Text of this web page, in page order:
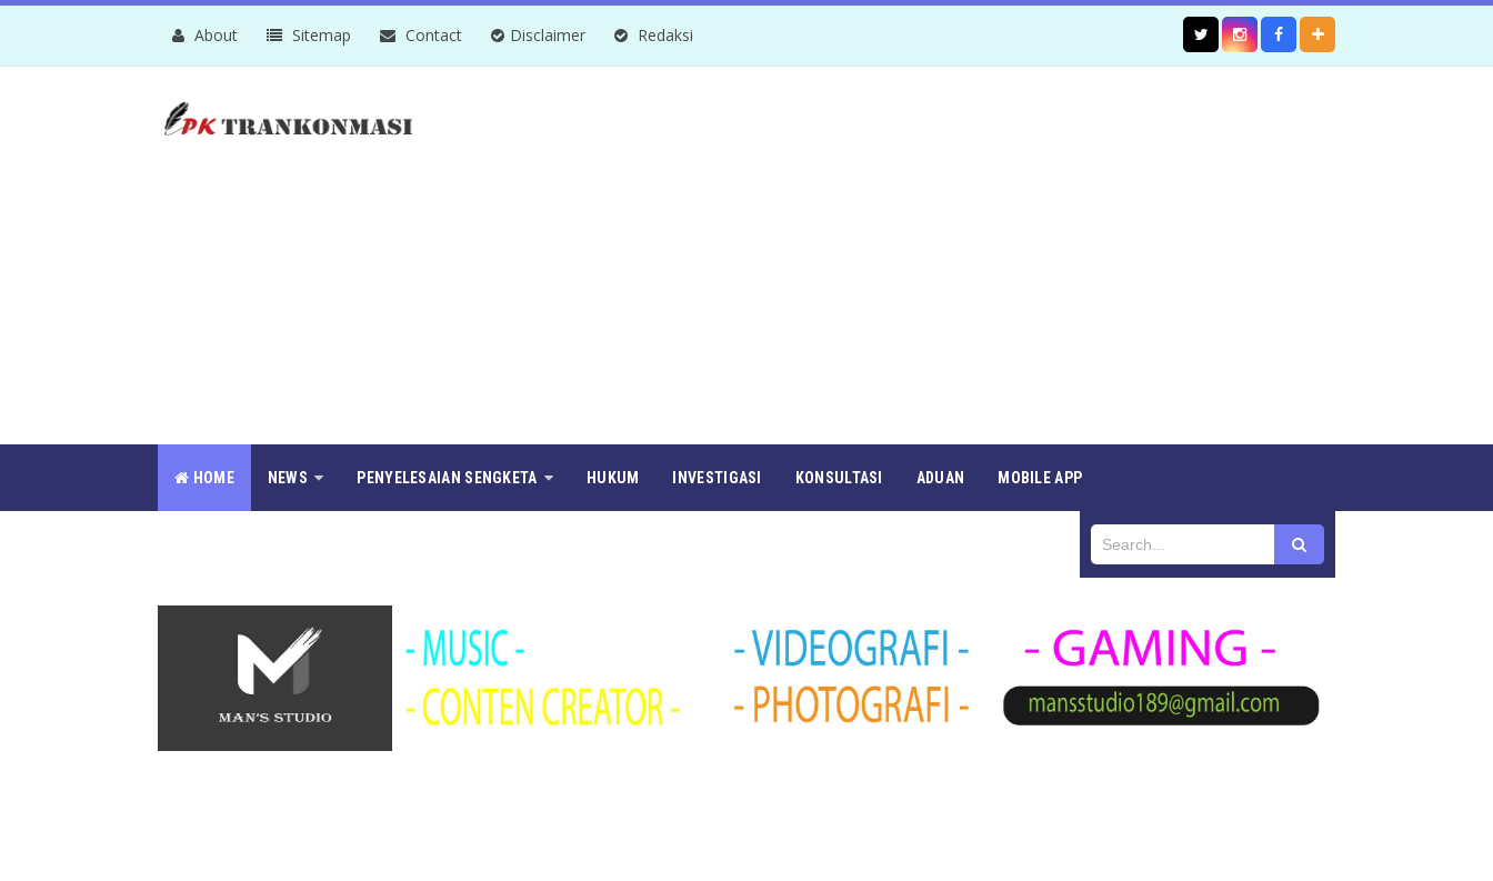
About Sitemap Contact Disclaimer Redaksi
HOME NEWS PENYELESAIAN SENGKETA HUKUM INVESTIGASI KONSULTASI ADUAN MOBILE APP